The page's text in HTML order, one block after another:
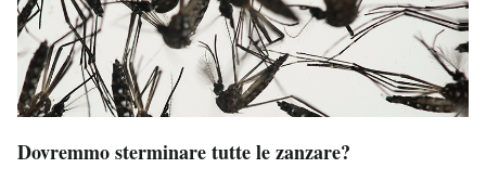
Dovremmo sterminare tutte le zanzare?